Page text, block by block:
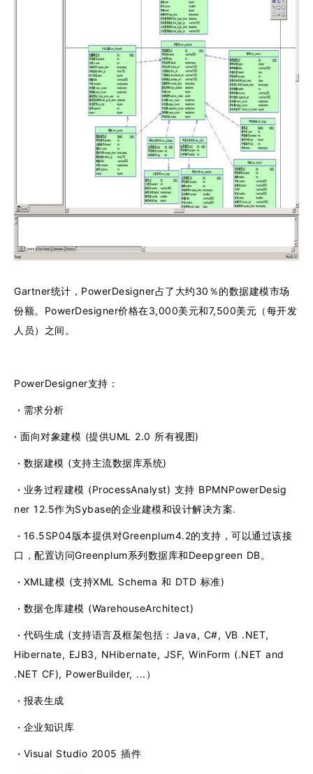
Gartner统计，PowerDesigner占了大约30％的数据建模市场
份额。PowerDesigner价格在3,000美元和7,500美元（每开发
人员）之间。
PowerDesigner支持：
· 需求分析
· 面向对象建模 (提供UML 2.0 所有视图)
· 数据建模 (支持主流数据库系统)
· 业务过程建模 (ProcessAnalyst) 支持 BPMNPowerDesig
ner 12.5作为Sybase的企业建模和设计解决方案.
· 16.5SP04版本提供对Greenplum4.2的支持，可以通过该接
口，配置访问Greenplum系列数据库和Deepgreen DB。
· XML建模 (支持XML Schema 和 DTD 标准)
· 数据仓库建模 (WarehouseArchitect)
· 代码生成 (支持语言及框架包括：Java, C#, VB .NET,
Hibernate, EJB3, NHibernate, JSF, WinForm (.NET and
.NET CF), PowerBuilder, ...）
· 报表生成
· 企业知识库
· Visual Studio 2005 插件